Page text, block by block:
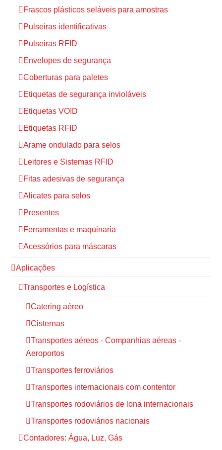
Frascos plásticos seláveis para amostras
Pulseiras identificativas
Pulseiras RFID
Envelopes de segurança
Coberturas para paletes
Etiquetas de segurança invioláveis
Etiquetas VOID
Etiquetas RFID
Arame ondulado para selos
Leitores e Sistemas RFID
Fitas adesivas de segurança
Alicates para selos
Presentes
Ferramentas e maquinaria
Acessórios para máscaras
Aplicações
Transportes e Logística
Catering aéreo
Cisternas
Transportes aéreos - Companhias aéreas -
Aeroportos
Transportes ferroviários
Transportes internacionais com contentor
Transportes rodoviários de lona internacionais
Transportes rodoviários nacionais
Contadores: Água, Luz, Gás